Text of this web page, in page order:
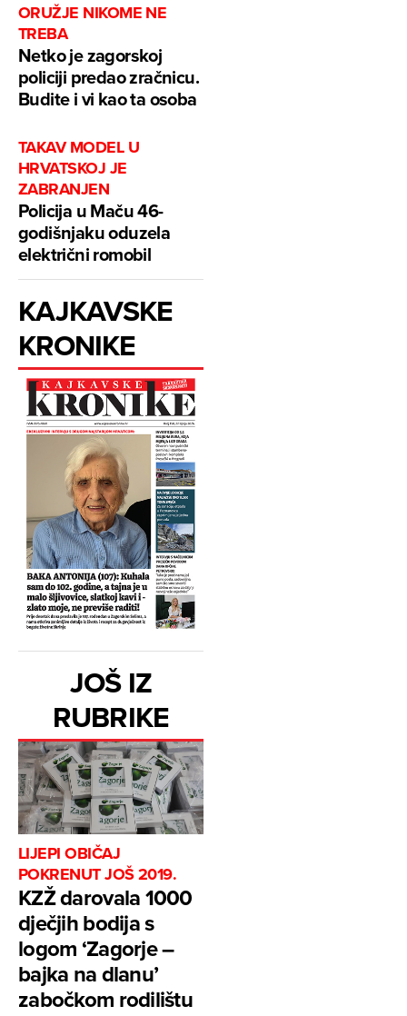
ORUŽJE NIKOME NE
TREBA
Netko je zagorskoj
policiji predao zračnicu.
Budite i vi kao ta osoba
TAKAV MODEL U
HRVATSKOJ JE
ZABRANJEN
Policija u Maču 46-
godišnjaku oduzela
električni romobil
KAJKAVSKE
KRONIKE
JOŠ IZ
RUBRIKE
LIJEPI OBIČAJ
POKRENUT JOŠ 2019.
KZŽ darovala 1000
dječjih bodija s
logom ‘Zagorje –
bajka na dlanu’
zabočkom rodilištu